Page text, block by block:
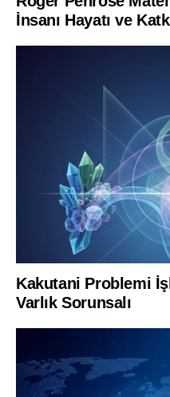
İnsanı Hayatı ve
Kakutani Problemi
Varlık Sorunsalı